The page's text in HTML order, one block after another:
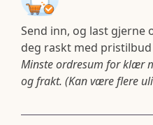
Send inn, og last gjerne
deg raskt med
Minste ordresum for klær
og frakt. (Kan være flere